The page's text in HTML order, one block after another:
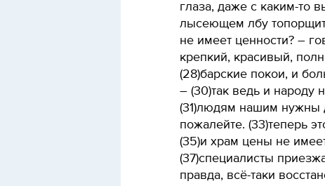
глаза, даже с каким-то
лысеющем лбу
не имеет ценности? –
крепкий, красивый,
(28)барские покои, и
– (30)так ведь и народу
(31)людям нашим нужны
пожалейте. (33)теперь
(35)и храм цены не
(37)специалисты
правда, всё-таки